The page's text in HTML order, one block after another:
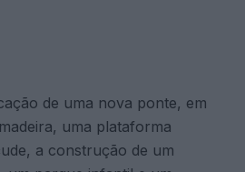
de uma nova ponte, em
uma plataforma
a construção de um